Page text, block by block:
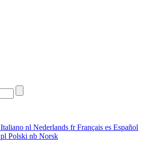
Italiano nl Nederlands frFrançais es Español
pl Polski nb Norsk